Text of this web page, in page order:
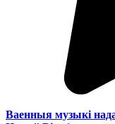
Ваенныя музыкі